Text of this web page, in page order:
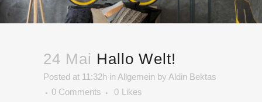
24 Mai Hallo Welt!
Posted at 11:32h in Allgemein by Aldin Bektas
0 Comments
0 Likes